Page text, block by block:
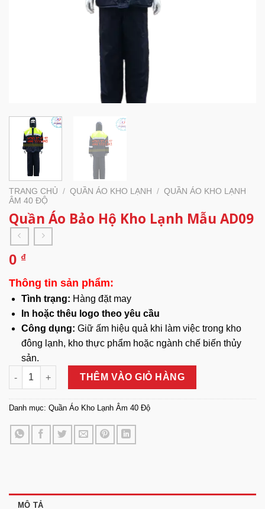
TRANG CHỦ / QUẦN ÁO KHO LẠNH / QUẦN ÁO KHO LẠNH
ÂM 40 ĐỘ
Quần Áo Bảo Hộ Kho Lạnh Mẫu AD09
0 ₫
Thông tin sản phẩm:
Tình trạng: Hàng đặt may
In hoặc thêu logo theo yêu cầu
Công dụng: Giữ ấm hiệu quả khi làm việc trong kho
đông lạnh, kho thực phẩm hoặc ngành chế biến thủy
sản.
Quần Áo Bảo Hộ Kho Lạnh Mẫu AD09 số lượng
THÊM VÀO GIỎ HÀNG
Danh mục: Quần Áo Kho Lạnh Âm 40 Độ
MÔ TẢ